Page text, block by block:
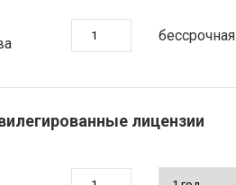
бессрочная
лицензии